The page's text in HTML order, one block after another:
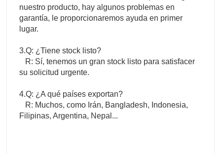
nuestro producto, hay algunos problemas en
garantía, le proporcionaremos ayuda en primer
lugar.
3.Q: ¿Tiene stock listo?
R: Sí, tenemos un gran stock listo para satisfacer
su solicitud urgente.
4.Q: ¿A qué países exportan?
R: Muchos, como Irán, Bangladesh, Indonesia,
Filipinas, Argentina, Nepal...